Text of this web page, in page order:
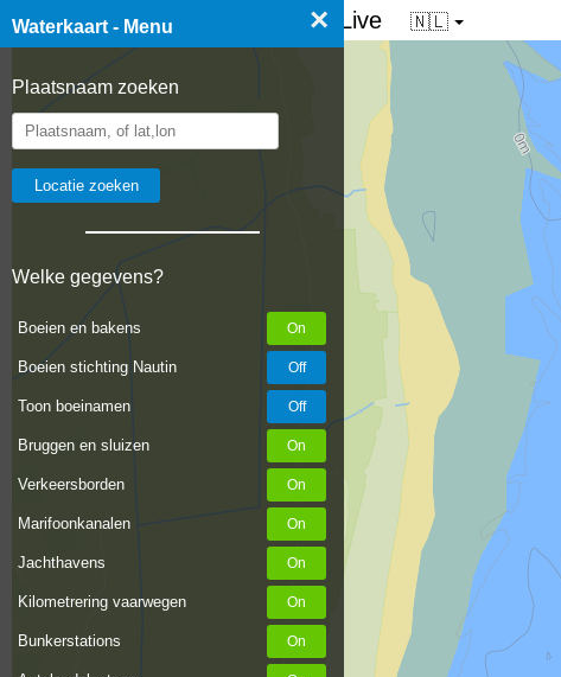
Waterkaart - Menu ×
Plaatsnaam zoeken
Welke gegevens?
Boeien en bakens
Boeien stichting Nautin
Toon boeinamen
Bruggen en sluizen
Verkeersborden
Marifoonkanalen
Jachthavens
Kilometrering vaarwegen
Bunkerstations
☰ Waterkaart van Nederland - Live 🇳🇱